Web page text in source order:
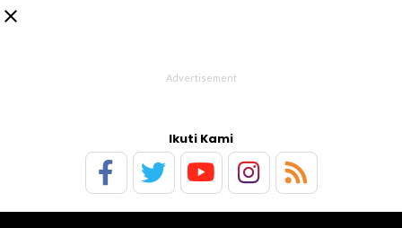

Ikuti Kami